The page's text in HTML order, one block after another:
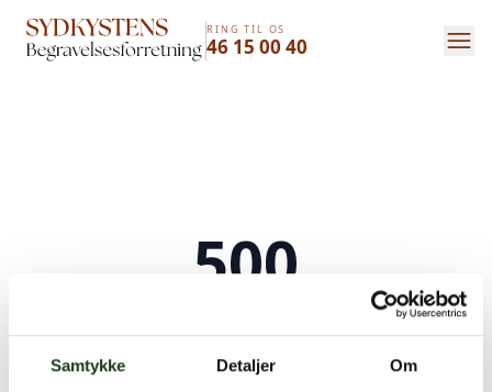
Samtykke Detaljer Om
RING TIL OS
46 15 00 40
500
Serverfejl
Der opstod en intern serverfejl. Vi arbejder på